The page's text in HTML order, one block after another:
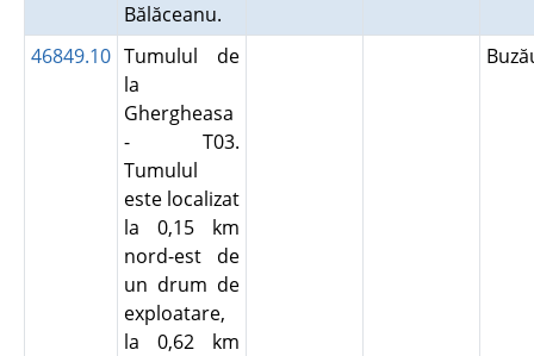
Bălăceanu.
46849.10 Tumulul de
la
Ghergheasa
- T03.
Tumulul
este localizat
la 0,15 km
nord-est de
un drum de
exploatare,
la 0,62 km